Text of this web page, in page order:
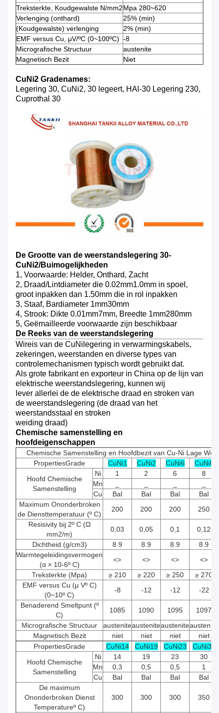
Treksterkte, Koudgewalste N/mm2Mpa 280~620
Verlenging (onthard)
25% (min)
(Koudgewalste) verlenging
2% (min)
EMF versus Cu, μV/ºC (0~100ºC) -8
Micrografische Structuur
austenite
Magnetisch Bezit
Niet
CuNi2 Gradenames:
Legering 30, CuNi2, 30 legeert, HAl-30 Legering 230,
Cuprothal 30
De Grootte van de weerstandslegering 30-
CuNi2/Buimogelijkheden
1, Voorwaarde: Helder, Onthard, Zacht
2, Draad/Lintdiameter die 0.02mm1.0mm in spoel,
groot inpakken dan 1.50mm die in rol inpakken
3, Staaf, Bardiameter 1mm30mm
4, Strook: Dikte 0.01mm7mm, Breedte 1mm280mm
5, Geëmailleerde voorwaarde zijn beschikbaar
De Reeks van de weerstandslegering
Wireis van de CuNilegering in verwarmingskabels,
zekeringen, weerstanden en diverse types van
controlemechanismen typisch wordt gebruikt dat.
Als grote fabrikant en exporteur in China op de lijn van
elektrische weerstandslegering, kunnen wij
lever allerlei de de elektrische draad en stroken van
de weerstandslegering (de draad van het
weerstandsstaal en stroken
weiding draad)
Chemische samenstelling en
hoofdeigenschappen
Chemische Samenstelling en Hoofdbezit van Cu-Ni Lage
PropertiesGrade
CuNi1 CuNi2 CuNi6
CuNi8
Hoofd Chemische
Samenstelling
Ni 1 2 6
8
Mn
Cu
Bal Bal Bal
Bal
Maximum Ononderbroken
de Diensttemperatuur (º C)
200 200 200
250
Resisivity bij 2º C (Ω
mm2/m)
0,03 0,05 0,1
0,12
Dichtheid (g/cm3)
8.9 8.9 8.9
8.9
Warmtegeleidingsvermogen
(α × 10-6º C)
<> <> <>
<>
Treksterkte (Mpa)
≥ 210 ≥ 220 ≥ 250
≥ 270
EMF versus Cu (μ Vº C)
(0~10º C)
-8 -12 -12
-22
Benaderend Smeltpunt (º
C)
1085 1090 1095
1097
Micrografische Structuur
austeniteausteniteausteniteaustenite
Magnetisch Bezit
niet niet niet
niet
PropertiesGrade
CuNi14 CuNi19 CuNi23
CuNi30
Hoofd Chemische
Samenstelling
Ni 14 19 23
30
Mn
0,3 0,5 0,5
1
Cu
Bal Bal Bal
Bal
De maximum
Ononderbroken Dienst
Temperatureº C)
300 300 300 350